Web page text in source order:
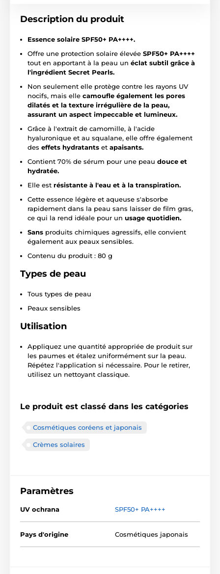
Description du produit
Essence solaire SPF50+ PA++++.
Offre une protection solaire élevée SPF50+ PA++++
tout en apportant à la peau un éclat subtil grâce à
l'ingrédient Secret Pearls.
Non seulement elle protège contre les rayons UV
nocifs, mais elle camoufle également les pores
dilatés et la texture irrégulière de la peau,
assurant un aspect impeccable et lumineux.
Grâce à l'extrait de camomille, à l'acide
hyaluronique et au squalane, elle offre également
des effets hydratants et apaisants.
Contient 70% de sérum pour une peau douce et
hydratée.
Elle est résistante à l'eau et à la transpiration.
Cette essence légère et aqueuse s'absorbe
rapidement dans la peau sans laisser de film gras,
ce qui la rend idéale pour un usage quotidien.
Sans produits chimiques agressifs, elle convient
également aux peaux sensibles.
Contenu du produit : 80 g
Types de peau
Tous types de peau
Peaux sensibles
Utilisation
Appliquez une quantité appropriée de produit sur
les paumes et étalez uniformément sur la peau.
Répétez l'application si nécessaire. Pour le retirer,
utilisez un nettoyant classique.
Le produit est classé dans les catégories
Cosmétiques coréens et japonais
Crèmes solaires
Paramètres
UV ochrana SPF50+ PA++++
Pays d'origine Cosmétiques japonais